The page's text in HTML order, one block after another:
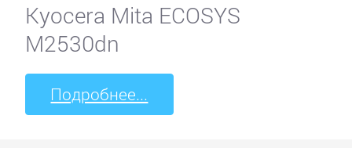
Kyocera Mita ECOSYS
M2530dn
Подробнее...